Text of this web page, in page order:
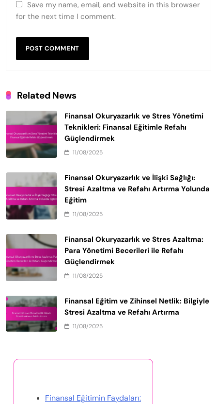
Save my name, email, and website in this browser
for the next time I comment.
Related News
Finansal Okuryazarlık ve Stres Yönetimi
Teknikleri: Finansal Eğitimle Refahı
Güçlendirmek
11/08/2025
Finansal Okuryazarlık ve İlişki Sağlığı:
Stresi Azaltma ve Refahı Artırma Yolunda
Eğitim
11/08/2025
Finansal Okuryazarlık ve Stres Azaltma:
Para Yönetimi Becerileri ile Refahı
Güçlendirmek
11/08/2025
Finansal Eğitim ve Zihinsel Netlik: Bilgiyle
Stresi Azaltma ve Refahı Artırma
11/08/2025
Finansal Eğitimin Faydaları: